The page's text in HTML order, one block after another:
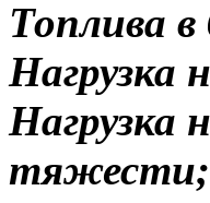
Топлива в
Нагрузка
Нагрузка
тяжести;